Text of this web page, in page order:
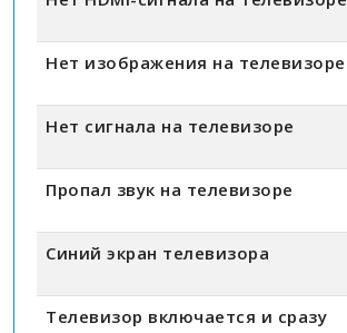
Нет изображения на телевизоре
Нет сигнала на телевизоре
Пропал звук на телевизоре
Синий экран телевизора
Телевизор включается и сразу